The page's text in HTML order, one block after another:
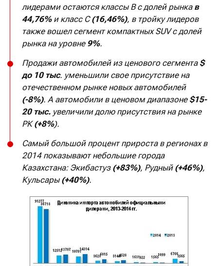
лидерами остаются классы В с долей рынка в
44,76%и класс С(16,46%), в тройку лидеров
также вошел сегмент компактных SUV с долей
рынка на уровне 9%.
Продажи автомобилей из ценового сегмента $
до 10 тыс. уменьшили свое присутствие на
отечественном рынке новых автомобилей
(-8%). А автомобили в ценовом диапазоне $15-
20 тыс. увеличили долю присутствия на рынке
РК(+8%).
Самый большой процент прироста в регионах в
2014 показывают небольшие города
Казахстана: Экибастуз (+83%), Рудный (+46%),
Кульсары (+40%).